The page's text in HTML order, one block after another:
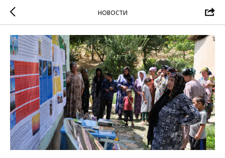
НОВОСТИ